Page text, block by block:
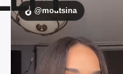
@moutsina